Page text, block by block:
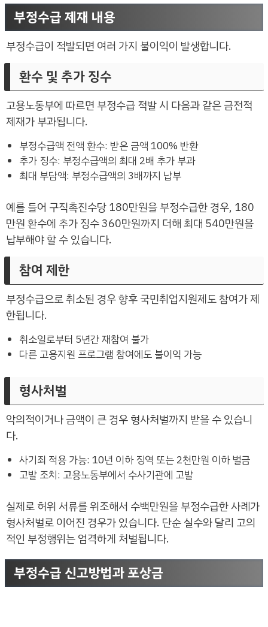
부정수급 제재 내용
부정수급이 적발되면 여러 가지 불이익이 발생합니다.
환수 및 추가 징수
고용노동부에 따르면 부정수급 적발 시 다음과 같은 금전적
제재가 부과됩니다.
부정수급액 전액 환수: 받은 금액 100% 반환
추가 징수: 부정수급액의 최대 2배 추가 부과
최대 부담액: 부정수급액의 3배까지 납부
예를 들어 구직촉진수당 180만원을 부정수급한 경우, 180
만원 환수에 추가 징수 360만원까지 더해 최대 540만원을
납부해야 할 수 있습니다.
참여 제한
부정수급으로 취소된 경우 향후 국민취업지원제도 참여가 제
한됩니다.
취소일로부터 5년간 재참여 불가
다른 고용지원 프로그램 참여에도 불이익 가능
형사처벌
악의적이거나 금액이 큰 경우 형사처벌까지 받을 수 있습니
다.
사기죄 적용 가능: 10년 이하 징역 또는 2천만원 이하 벌금
고발 조치: 고용노동부에서 수사기관에 고발
실제로 허위 서류를 위조해서 수백만원을 부정수급한 사례가
형사처벌로 이어진 경우가 있습니다. 단순 실수와 달리 고의
적인 부정행위는 엄격하게 처벌됩니다.
부정수급 신고방법과 포상금